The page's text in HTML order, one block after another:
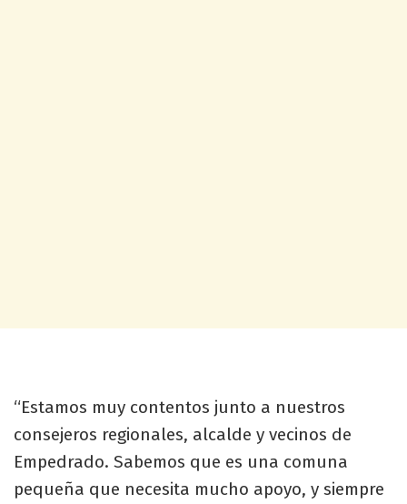
“Estamos muy contentos junto a nuestros
consejeros regionales, alcalde y vecinos de
Empedrado. Sabemos que es una comuna
pequeña que necesita mucho apoyo, y siempre